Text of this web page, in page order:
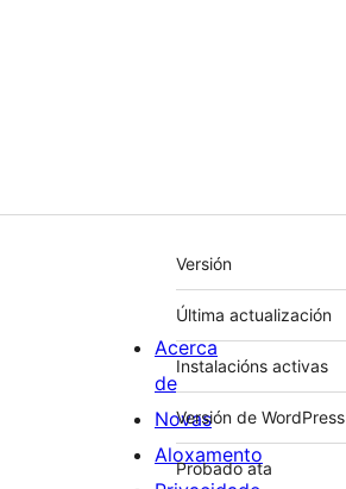
Meta
Versión
Última actualización
Instalacións activas
Versión de WordPress
Probado ata
Acerca
de
Novas
Aloxamento